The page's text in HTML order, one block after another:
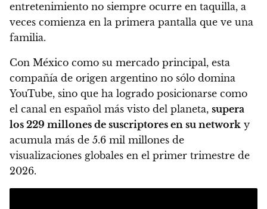
entretenimiento no siempre ocurre en taquilla, a
veces comienza en la primera pantalla que ve una
familia.
Con México como su mercado principal, esta
compañía de origen argentino no sólo domina
YouTube, sino que ha logrado posicionarse como
el canal en español más visto del planeta, supera
los 229 millones de suscriptores en su network y
acumula más de 5.6 mil millones de
visualizaciones globales en el primer trimestre de
2026.